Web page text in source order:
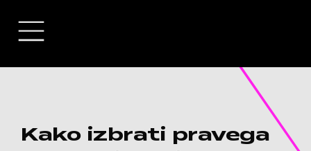
Kako izbrati pravega